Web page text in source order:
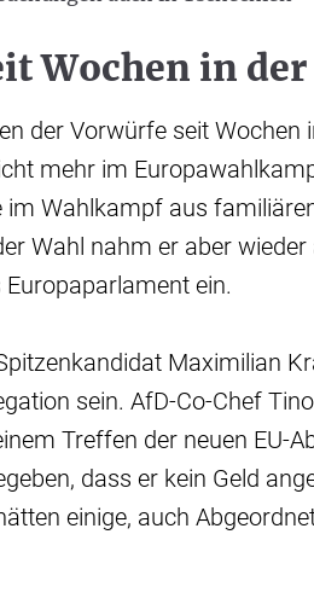
Wochen in
der Vorwürfe seit Wochen
mehr im
im Wahlkampf aus
Wahl nahm er aber
ein.
Maximilian
sein. AfD-Co-Chef
Treffen der neuen EU-
dass er kein Geld
einige, auch